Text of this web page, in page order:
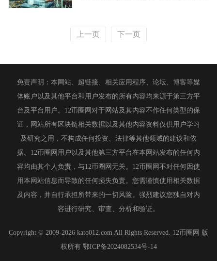
上一页 下一页
免责声明：本网站、超链接、相关应用程序、论坛、博客等媒
体账户以及其他平台和用户发布的所有内容均来源于第三方平
台及平台用户。12币圈网对于网站及其内容不作任何类型的保
证，网站所有区块链相关数据以及其他内容资料仅供用户学习
及研究之用，不构成任何投资、法律等其他领域的建议和依
据。12币圈网用户以及其他第三方平台在本网站发布的任何内
容均由其个人负责，与12币圈网无关。12币圈网不对任何因使
用本网站信息而导致的任何损失负责。您需谨慎使用相关数据
及内容，并自行承担所带来的一切风险。强烈建议您独自对内
容进行研究、审查、分析和验证。
Copyright © 2009-2026 kato012.com All Rights Reserved. 12币圈网 版
权所有 鄂ICP备2024082534号-14